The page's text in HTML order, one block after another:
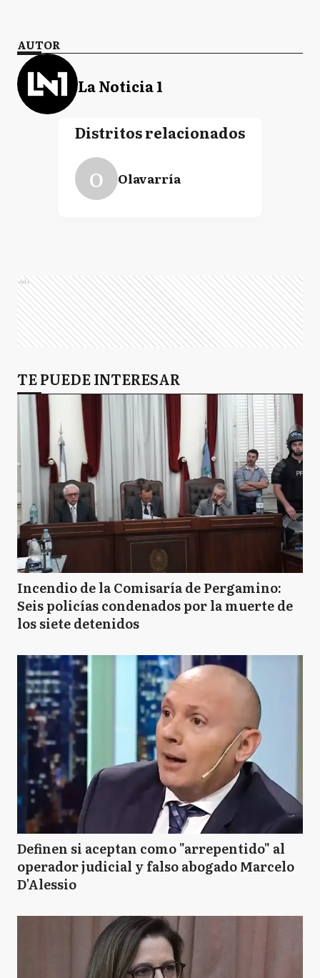
AUTOR
La Noticia 1
Distritos relacionados
O Olavarría
Ads
TE PUEDE INTERESAR
Incendio de la Comisaría de Pergamino:
Seis policías condenados por la muerte de
los siete detenidos
Definen si aceptan como "arrepentido" al
operador judicial y falso abogado Marcelo
D'Alessio